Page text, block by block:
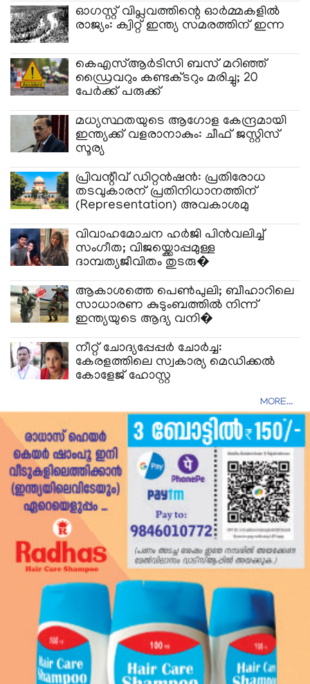
ഓഗസ്റ്റ് വിപ്ലവത്തിന്റെ ഓർമ്മകളിൽ
രാജ്യം: ക്വിറ്റ് ഇന്ത്യ സമരത്തിന് ഇന്ന
കെഎസ്ആർടിസി ബസ് മറിഞ്ഞ്
ഡ്രൈവറും കണ്ടക്ടറും മരിച്ചു; 20
പേർക്ക് പരുക്ക്
മധ്യസ്ഥതയുടെ ആഗോള കേന്ദ്രമായി
ഇന്ത്യക്ക് വളരാനാകും: ചീഫ് ജസ്റ്റിസ്
സൂര്യ
പ്രിവന്റീവ് ഡിറ്റൻഷൻ: പ്രതിരോധ
തടവുകാരന് പ്രതിനിധാനത്തിന്
(Representation) അവകാശമു
വിവാഹമോചന ഹർജി പിൻവലിച്ച്
സംഗീത; വിജയ്ക്കൊപ്പമുള്ള
ദാമ്പത്യജീവിതം തുടരു�
ആകാശത്തെ പെൺപുലി; ബീഹാറിലെ
സാധാരണ കുടുംബത്തിൽ നിന്ന്
ഇന്ത്യയുടെ ആദ്യ വനി�
നീറ്റ് ചോദ്യപ്പേപ്പർ ചോർച്ച:
കേരളത്തിലെ സ്വകാര്യ മെഡിക്കൽ
കോളേജ് ഹോസ്റ്റ
MORE...